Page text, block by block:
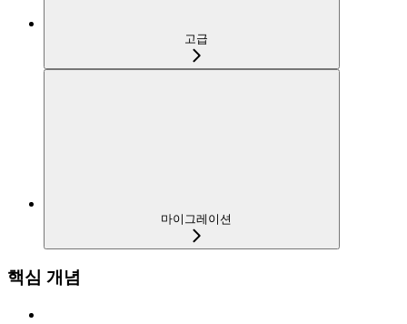
고급
마이그레이션
핵심 개념